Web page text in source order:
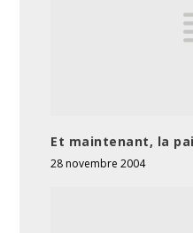
Et maintenant, la
28 novembre 2004